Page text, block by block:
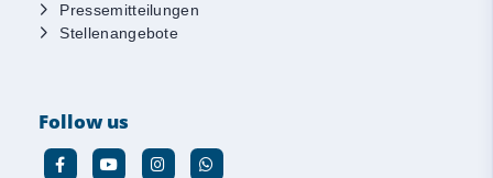
Pressemitteilungen
Stellenangebote
Follow us